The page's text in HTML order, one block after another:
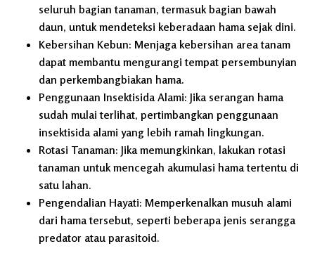
seluruh bagian tanaman, termasuk bagian bawah
daun, untuk mendeteksi keberadaan hama sejak dini.
Kebersihan Kebun: Menjaga kebersihan area tanam
dapat membantu mengurangi tempat persembunyian
dan perkembangbiakan hama.
Penggunaan Insektisida Alami: Jika serangan hama
sudah mulai terlihat, pertimbangkan penggunaan
insektisida alami yang lebih ramah lingkungan.
Rotasi Tanaman: Jika memungkinkan, lakukan rotasi
tanaman untuk mencegah akumulasi hama tertentu di
satu lahan.
Pengendalian Hayati: Memperkenalkan musuh alami
dari hama tersebut, seperti beberapa jenis serangga
predator atau parasitoid.